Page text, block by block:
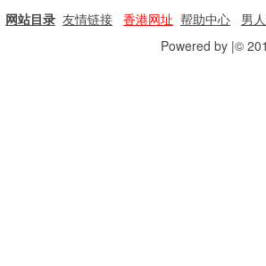
网站目录 友情链接 香港网址 帮助中心 男
Powered by |©